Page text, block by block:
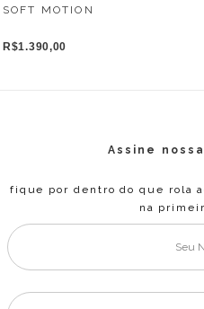
SOFT MOTION
R$1.390,00
Assine
fique por dentro do que rola
na